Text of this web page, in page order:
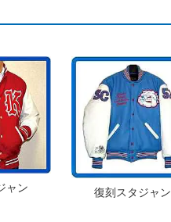
ャン 復刻スタジャン